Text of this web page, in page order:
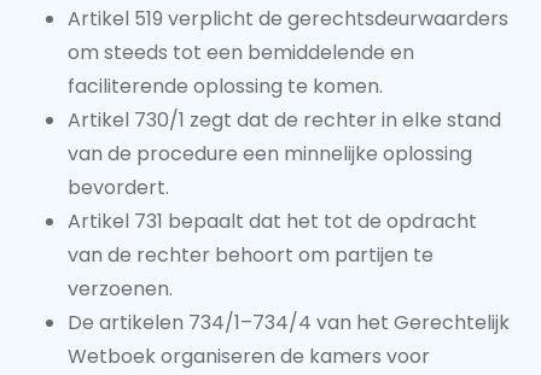
Artikel 519 verplicht de gerechtsdeurwaarders
om steeds tot een bemiddelende en
faciliterende oplossing te komen.
Artikel 730/1 zegt dat de rechter in elke stand
van de procedure een minnelijke oplossing
bevordert.
Artikel 731 bepaalt dat het tot de opdracht
van de rechter behoort om partijen te
verzoenen.
De artikelen 734/1–734/4 van het Gerechtelijk
Wetboek organiseren de kamers voor